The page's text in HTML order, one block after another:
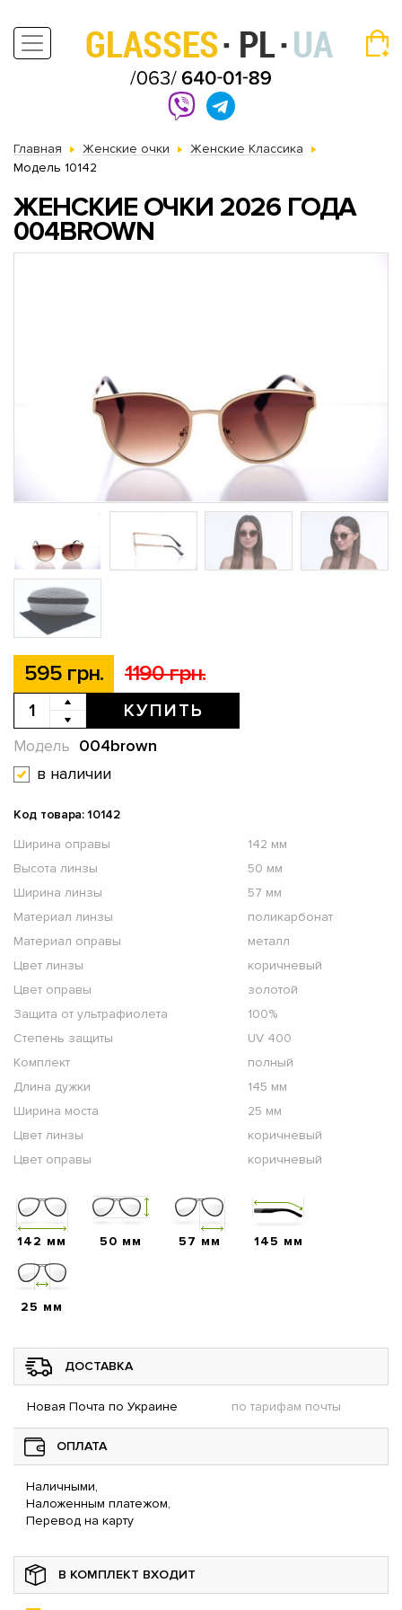
Главная Женские очки
Женские Классика
Модель 10142
ЖЕНСКИЕ ОЧКИ 2026 ГОДА
004BROWN
595 грн. 1190 грн.
КУПИТЬ
004brown
Модель
в наличии
Код товара: 10142
Ширина оправы
142 мм
Высота линзы
50 мм
Ширина линзы
57 мм
Материал линзы
поликарбонат
Материал оправы
металл
Цвет линзы
коричневый
Цвет оправы
золотой
Защита от ультрафиолета
100%
Степень защиты
UV 400
Комплект
полный
Длина дужки
145 мм
Ширина моста
25 мм
Цвет линзы
коричневый
Цвет оправы
коричневый
142 мм 50 мм 57 мм 145 мм
25 мм
ДОСТАВКА
Новая Почта по Украине по тарифам почты
ОПЛАТА
Наличными,
Наложенным платежом,
Перевод на карту
В КОМПЛЕКТ ВХОДИТ